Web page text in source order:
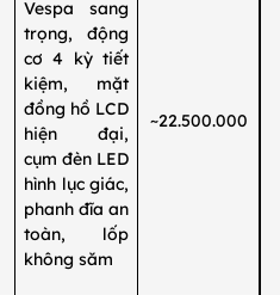
Vespa sang
trọng, động
cơ 4 kỳ tiết
kiệm, mặt
đồng hồ LCD
hiện đại,
cụm đèn LED
hình lục giác,
phanh đĩa an
toàn, lốp
không săm
~22.500.000